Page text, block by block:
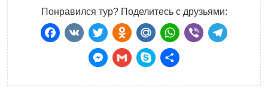
Понравился тур? Поделитесь с друзьями:
Facebook
VKTwitter
Odnoklassniki
Mail.Ru
WhatsApp
Отправить